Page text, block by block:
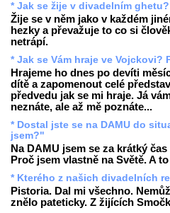
* Jak se žije v divadelním
Žije se v něm jako v každém
hezky a převažuje to co si
netrápí.
* Jak se Vám hraje ve Vojckovi?
Hrajeme ho dnes po devíti
dítě a zapomenout celé
předvedu jak se mi hraje. Já
neznáte, ale až mě poznáte...
* Dostal jste se na DAMU do
jsem?"
Na DAMU jsem se za krátký
Proč jsem vlastně na Světě. A
* Kterého z našich divadelních
Pistoria. Dal mi všechno.
znělo pateticky. Z žijících